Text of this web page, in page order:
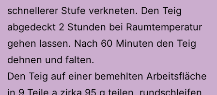
schnellerer Stufe verkneten. Den Teig
abgedeckt 2 Stunden bei Raumtemperatur
gehen lassen. Nach 60 Minuten den Teig
dehnen und falten.
Den Teig auf einer bemehlten Arbeitsfläche
in 9 Teile a zirka 95 g teilen, rundschleifen